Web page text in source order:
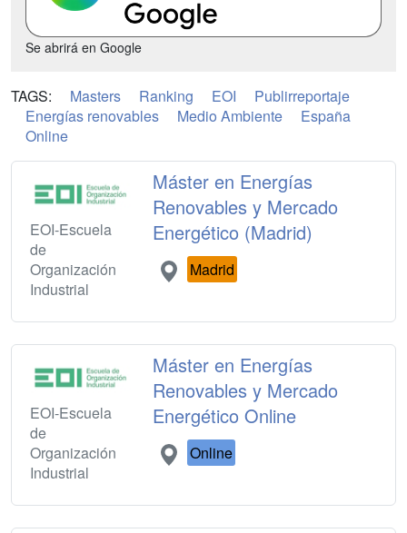
Se abrirá en Google
TAGS: Masters Ranking EOI
Publirreportaje
Energías renovables
Medio Ambiente
España
Online
EOI-Escuela
de
Organización
Industrial
Máster en Energías
Renovables y Mercado
Energético (Madrid)
Madrid
EOI-Escuela
de
Organización
Industrial
Máster en Energías
Renovables y Mercado
Energético Online
Online